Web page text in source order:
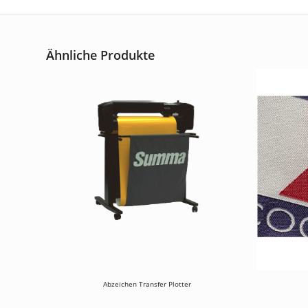
Ähnliche Produkte
Abzeichen Transfer Plotter